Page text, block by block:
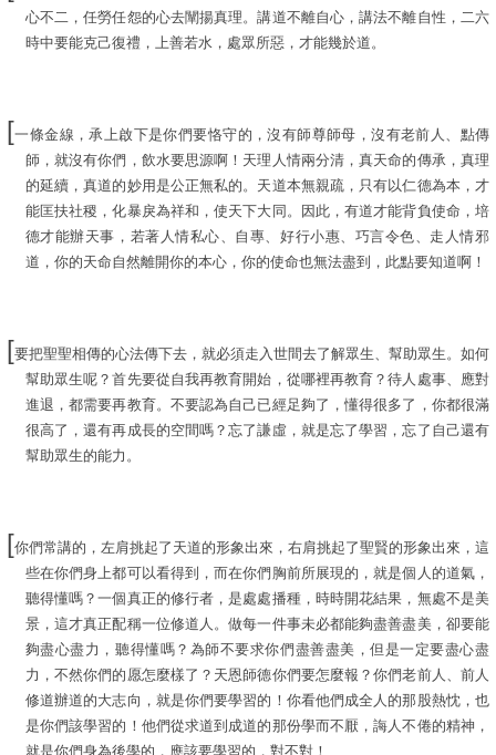
心不二，任勞任怨的心去闡揚真理。講道不離自心，講法不離自性，二六
時中要能克己復禮，上善若水，處眾所惡，才能幾於道。
[一條金線，承上啟下是你們要恪守的，沒有師尊師母，沒有老前人、點傳
師，就沒有你們，飲水要思源啊！天理人情兩分清，真天命的傳承，真理
的延續，真道的妙用是公正無私的。天道本無親疏，只有以仁德為本，才
能匡扶社稷，化暴戾為祥和，使天下大同。因此，有道才能背負使命，培
德才能辦天事，若著人情私心、自專、好行小惠、巧言令色、走人情邪
道，你的天命自然離開你的本心，你的使命也無法盡到，此點要知道啊！
[要把聖聖相傳的心法傳下去，就必須走入世間去了解眾生、幫助眾生。如何
幫助眾生呢？首先要從自我再教育開始，從哪裡再教育？待人處事、應對
進退，都需要再教育。不要認為自己已經足夠了，懂得很多了，你都很滿
很高了，還有再成長的空間嗎？忘了謙虛，就是忘了學習，忘了自己還有
幫助眾生的能力。
[你們常講的，左肩挑起了天道的形象出來，右肩挑起了聖賢的形象出來，這
些在你們身上都可以看得到，而在你們胸前所展現的，就是個人的道氣，
聽得懂嗎？一個真正的修行者，是處處播種，時時開花結果，無處不是美
景，這才真正配稱一位修道人。做每一件事未必都能夠盡善盡美，卻要能
夠盡心盡力，聽得懂嗎？為師不要求你們盡善盡美，但是一定要盡心盡
力，不然你們的愿怎麼樣了？天恩師德你們要怎麼報？你們老前人、前人
修道辦道的大志向，就是你們要學習的！你看他們成全人的那股熱忱，也
是你們該學習的！他們從求道到成道的那份學而不厭，誨人不倦的精神，
就是你們身為後學的，應該要學習的，對不對！